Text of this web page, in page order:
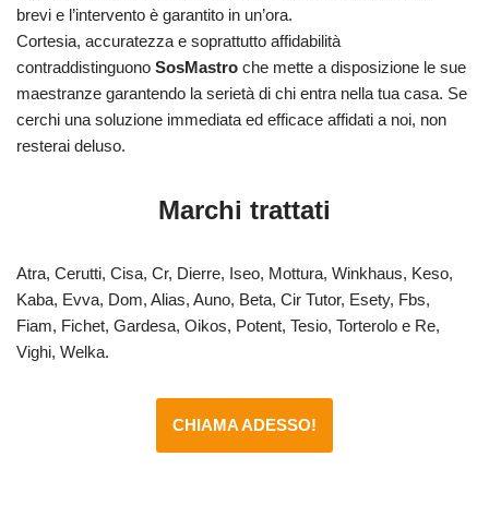
brevi e l’intervento è garantito in un’ora.
Cortesia, accuratezza e soprattutto affidabilità
contraddistinguono SosMastro che mette a disposizione le sue
maestranze garantendo la serietà di chi entra nella tua casa. Se
cerchi una soluzione immediata ed efficace affidati a noi, non
resterai deluso.
Marchi trattati
Atra, Cerutti, Cisa, Cr, Dierre, Iseo, Mottura, Winkhaus, Keso,
Kaba, Evva, Dom, Alias, Auno, Beta, Cir Tutor, Esety, Fbs,
Fiam, Fichet, Gardesa, Oikos, Potent, Tesio, Torterolo e Re,
Vighi, Welka.
CHIAMA ADESSO!